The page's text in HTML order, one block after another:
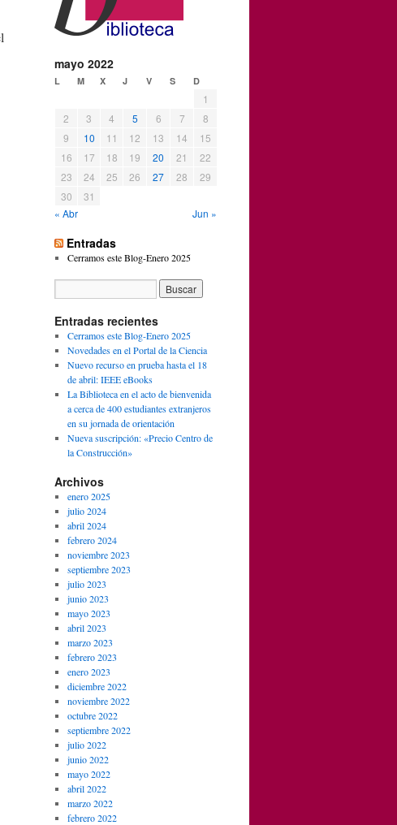
mayo 2022
L M X J V S D
1
2
3 4 5 6 7
8
9
10 11 12 13 14
15
16
17 18 19 20 21
22
23
24 25 26 27 28
29
30
31
« Abr
Jun »
Entradas
Cerramos este Blog-Enero 2025
Entradas recientes
Cerramos este Blog-Enero 2025
Novedades en el Portal de la Ciencia
Nuevo recurso en prueba hasta el 18
de abril: IEEE eBooks
La Biblioteca en el acto de bienvenida
a cerca de 400 estudiantes extranjeros
en su jornada de orientación
Nueva suscripción: «Precio Centro de
la Construcción»
Archivos
enero 2025
julio 2024
abril 2024
febrero 2024
noviembre 2023
septiembre 2023
julio 2023
junio 2023
mayo 2023
abril 2023
marzo 2023
febrero 2023
enero 2023
diciembre 2022
noviembre 2022
octubre 2022
septiembre 2022
julio 2022
junio 2022
mayo 2022
abril 2022
marzo 2022
febrero 2022